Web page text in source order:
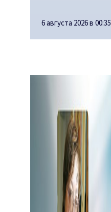
6 августа 2026 в 00:35